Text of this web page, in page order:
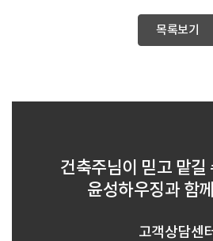
목록보기
건축주님이 믿고 맡길
윤성하우징과 함
고객상담센터